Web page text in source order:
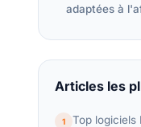
adaptées à
Articles les
1 Top logiciels